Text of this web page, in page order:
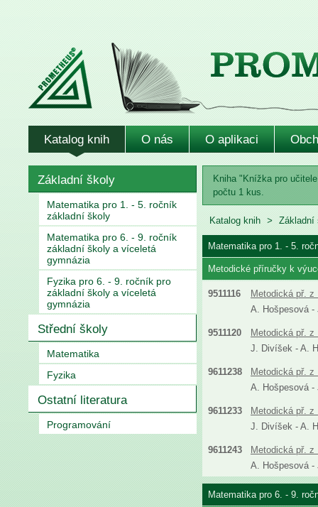
Katalog knih O nás O aplikaci
Základní školy
Matematika pro 1. - 5. ročník
základní školy
Matematika pro 6. - 9. ročník
základní školy a víceletá
gymnázia
Fyzika pro 6. - 9. ročník pro
základní školy a víceletá
gymnázia
Střední školy
Matematika
Fyzika
Ostatní literatura
Programování
Kniha "Knížka pro
počtu 1 kus.
Katalog knih Základní
Matematika pro 1. - 5.
Metodické příručky k
9511116
Metodická př.
A. Hošpesová
9511120
Metodická př.
J. Divíšek - A.
9611238
Metodická př.
A. Hošpesová
9611233
Metodická př.
J. Divíšek - A.
9611243
Metodická př.
A. Hošpesová
Matematika pro 6. - 9.